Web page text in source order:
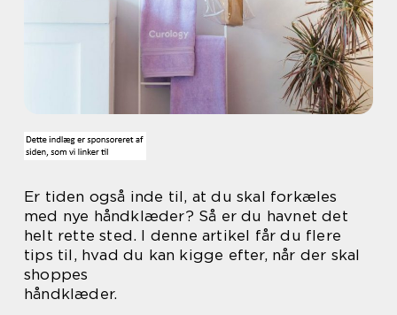
Er tiden også inde til, at du skal forkæles
med nye håndklæder? Så er du havnet det
helt rette sted. I denne artikel får du flere
tips til, hvad du kan kigge efter, når der skal
shoppes
håndklæder.